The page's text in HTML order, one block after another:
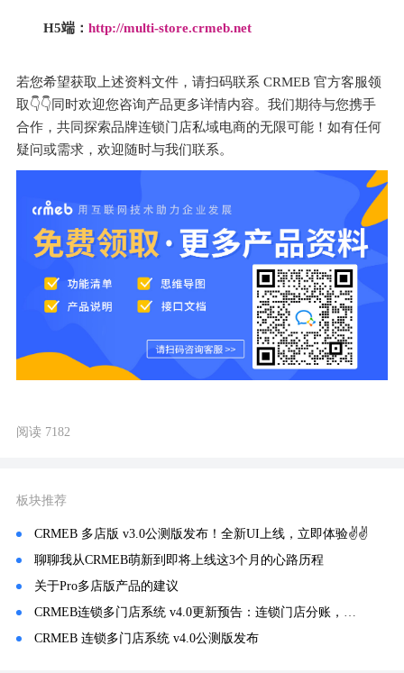
H5端： http://multi-store.crmeb.net
若您希望获取上述资料文件，请扫码联系 CRMEB 官方客服领
取👇👇同时欢迎您咨询产品更多详情内容。我们期待与您携手
合作，共同探索品牌连锁门店私域电商的无限可能！如有任何
疑问或需求，欢迎随时与我们联系。
阅读 7182
板块推荐
CRMEB 多店版 v3.0公测版发布！全新UI上线，立即体验✌✌
聊聊我从CRMEB萌新到即将上线这3个月的心路历程
关于Pro多店版产品的建议
CRMEB连锁多门店系统 v4.0更新预告：连锁门店分账，从手动挡升级自动挡！
CRMEB 连锁多门店系统 v4.0公测版发布